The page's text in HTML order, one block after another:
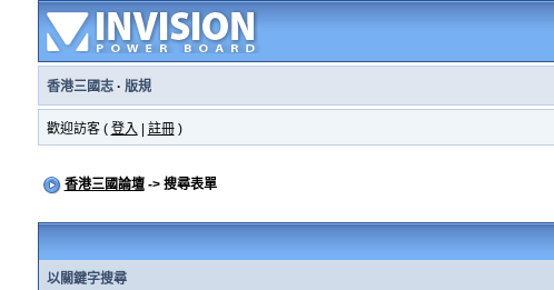
香港三國志· 版規
歡迎訪客 ( 登入 註冊)
香港三國論壇-> 搜尋表單
以關鍵字搜尋